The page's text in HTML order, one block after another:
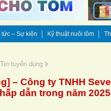
tức – Sự kiện Kỹ thuật nuôi tôm
Tin tuyển dụng
– Công ty TNHH
dẫn trong năm 2025